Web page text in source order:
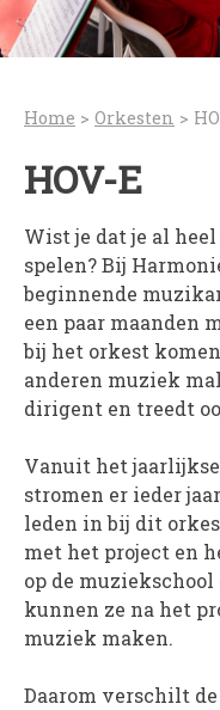
Home > Orkesten >
HOV-E
Wist je dat je al
spelen? Bij
beginnende
een paar maanden
bij het orkest
anderen muziek
dirigent en treedt
Vanuit het jaarlijkse
stromen er ieder
leden in bij dit
met het project en
op de
kunnen ze na het
muziek maken.
Daarom verschilt